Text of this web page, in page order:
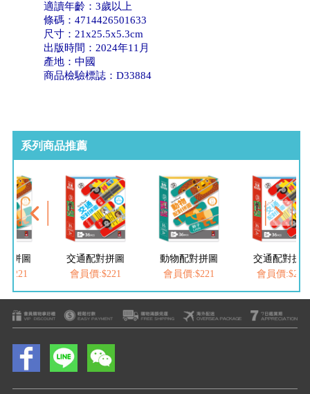
適讀年齡：3歲以上
條碼：4714426501633
尺寸：21x25.5x5.3cm
出版時間：2024年11月
產地：中國
商品檢驗標誌：D33884
系列商品推薦
拼圖
:$221
交通配對拼圖
會員價:$221
動物配對拼圖
會員價:$221
交通配對拼
會員價:$221